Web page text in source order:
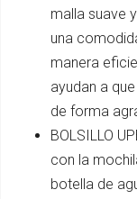
malla suave
una
manera
ayudan a
de forma
BOLSILLO
con la
botella de